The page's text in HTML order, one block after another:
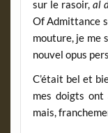
sur le rasoir, al
Of Admittance
mouture, je me
nouvel opus
C’était bel et
mes doigts ont
mais,